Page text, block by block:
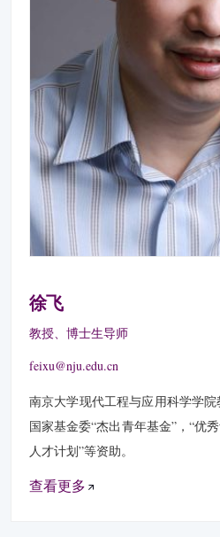
徐飞
教授、博士生导师
feixu@nju.edu.cn
南京大学现代工程与应用科学学
国家基金委“杰出青年基金”，“优
人才计划”等资助。
查看更多